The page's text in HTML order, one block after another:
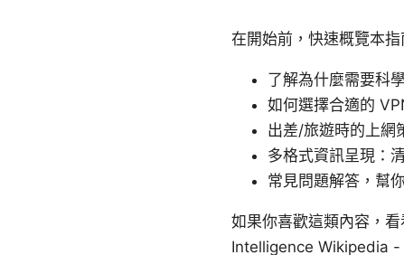
在開始前，快速概覽本指
了解為什麼需要科
如何選擇合適的
出差/旅遊時的上網
多格式資訊呈現：
常見問題解答，幫
如果你喜歡這類內容，
Intelligence Wikipedia